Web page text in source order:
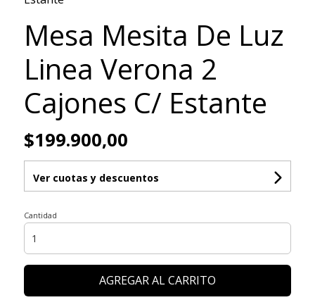
Mesa Mesita De Luz
Linea Verona 2
Cajones C/ Estante
$199.900,00
Ver cuotas y descuentos
Cantidad
AGREGAR AL CARRITO